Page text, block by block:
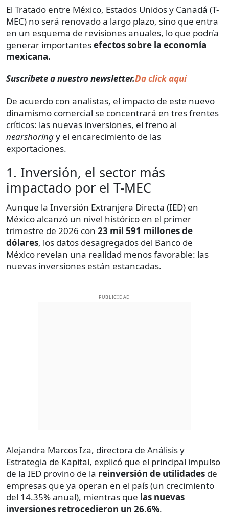
El Tratado entre México, Estados Unidos y Canadá (T-
MEC) no será renovado a largo plazo, sino que entra
en un esquema de revisiones anuales, lo que podría
generar importantesefectos sobre la economía
mexicana.
Suscríbete a nuestro newsletter.Da click aquí
De acuerdo con analistas, el impacto de este nuevo
dinamismo comercial se concentrará en tres frentes
críticos: las nuevas inversiones, el freno al
nearshoringy el encarecimiento de las
exportaciones.
1. Inversión, el sector más
impactado por el T-MEC
Aunque la Inversión Extranjera Directa (IED) en
México alcanzó un nivel histórico en el primer
trimestre de 2026 con 23 mil 591 millones de
dólares, los datos desagregados del Banco de
México revelan una realidad menos favorable: las
nuevas inversiones están estancadas.
PUBLICIDAD
Alejandra Marcos Iza, directora de Análisis y
Estrategia de Kapital, explicó que el principal impulso
de la IED provino de la reinversión de utilidades de
empresas que ya operan en el país (un crecimiento
del 14.35% anual), mientras que las nuevas
inversiones retrocedieron un 26.6%.